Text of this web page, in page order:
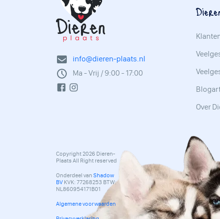
info@dieren-plaats.nl
Ma - Vrij / 9:00 - 17:00
Copyright 2026 Dieren-
Plaats All Right reserved
Onderdeel van Shadow
BV KVK: 77268253 BTW:
NL860954171B01
Algemene voorwaarden
Over